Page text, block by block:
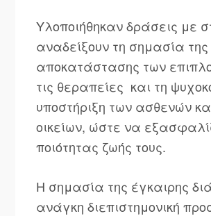
Υλοποιήθηκαν δράσεις με
αναδείξουν τη σημασία της
αποκατάστασης των
τις θεραπείες και τη
υποστήριξη των ασθενών
οικείων, ώστε να
ποιότητας ζωής τους.
Η σημασία της έγκαιρης
ανάγκη διεπιστημονική